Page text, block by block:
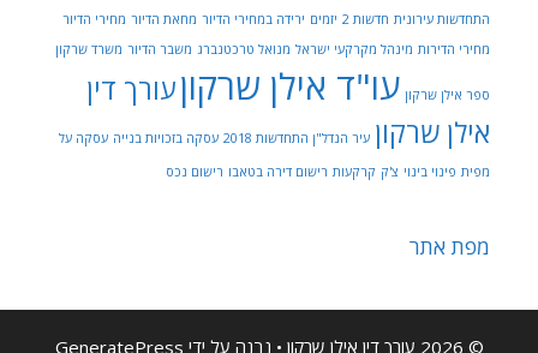
התחדשות עירונית חדשות 2 יזמים ירידה במחירי הדיור מחאת הדיור מחירי הדיור
מחירי הדירות מינהל מקרקעי ישראל מנואל טרכטנברג משבר הדיור משרד שרקון
ספר אילן שרקון עו"ד אילן שרקוןעורך דין
אילן שרקון עיר הנדל"ן התחדשות 2018 עסקה בזכויות בנייה עסקה על
מפית פינוי בינוי צ'ק קרקעות רישום דירה בטאבו רישום נכס
מפת אתר
© 2026 עורך דין אילן שרקון • נבנה על ידי GeneratePress